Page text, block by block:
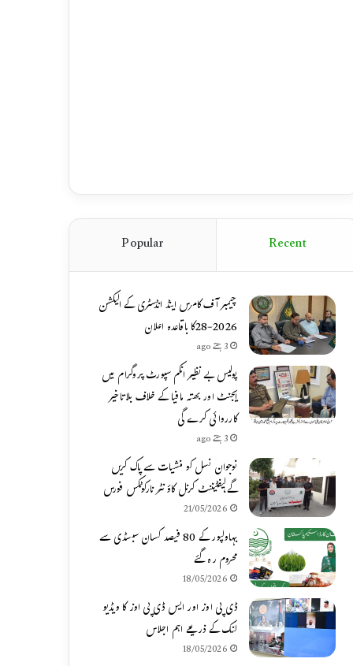
Recent
Popular
چیمبر آف کامرس اینڈ انڈسٹری کے الیکشن
2026-28کا باقاعدہ اعلان
3 ہفتے ago
پولیس بے نظیر انکم سپورٹ پروگرام میں
ایجنٹ اور بھتہ مافیا کے خلاف بلاتاخیر
کارروائی کرے گی
3 ہفتے ago
نوجوان نسل کو منشیات سے پاک کریں
گے،لیفٹیننٹ کرنل کاؤنٹر نارکوٹکس فورس
21/05/2026
بہاولپور کے 80 فیصد کسان سبسڈی سے
محروم رہ گئے
18/05/2026
ڈی پی اوز اور ایس ڈی پی اوز کا ویڈیو
لنک کے ذریعے اہم اجلاس
18/05/2026